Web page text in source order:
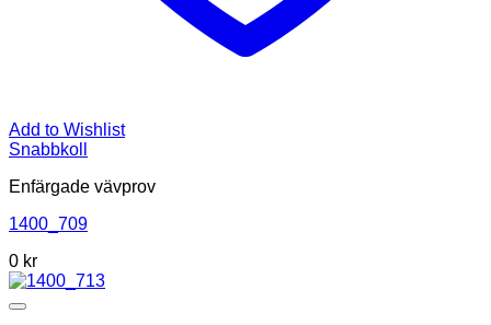
Add to Wishlist
Snabbkoll
Enfärgade vävprov
1400_709
0 kr